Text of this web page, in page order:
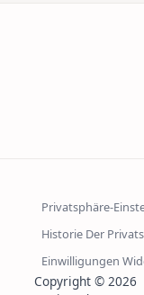
Privatsphäre-
Historie Der
Einwilligungen
Copyright © 2026